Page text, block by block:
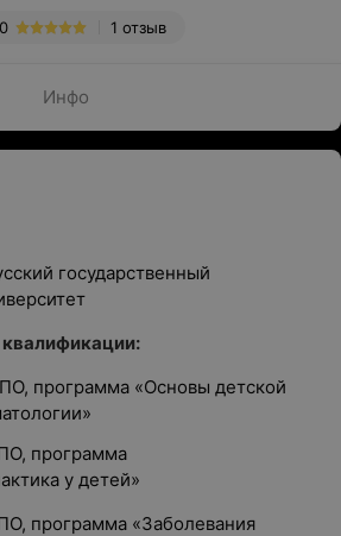
1 отзыв
Инфо
государственный
программа «Основы детской
программа
у детей»
программа «Заболевания